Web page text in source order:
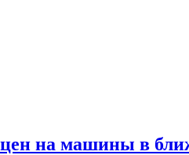
цен на машины в